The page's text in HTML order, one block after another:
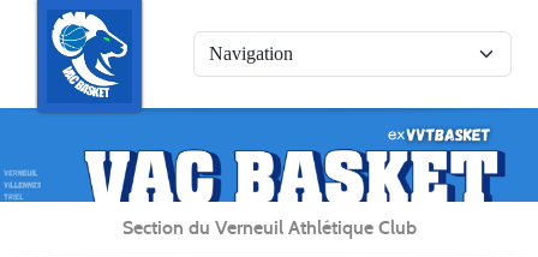
Section du Verneuil Athlétique Club
Panneau de gestion des cookies